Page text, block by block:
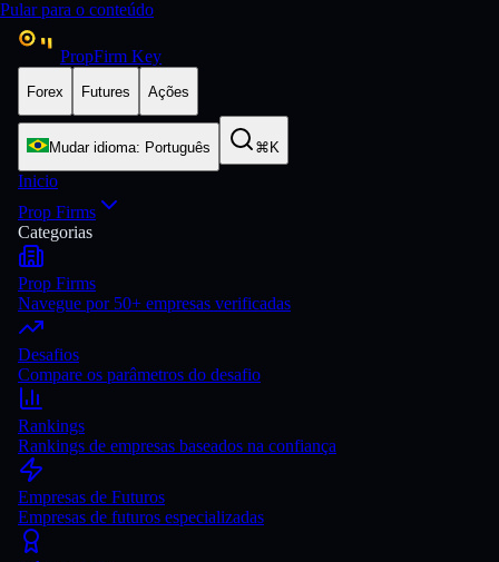
Pular para o conteúdo
PropFirm Key
Forex Futures Ações
Mudar idioma: Português ⌘K
Inicio
Prop Firms
Categorias
Prop Firms
Navegue por 50+ empresas verificadas
Desafios
Compare os parâmetros do desafio
Rankings
Rankings de empresas baseados na confiança
Empresas de Futuros
Empresas de futuros especializadas